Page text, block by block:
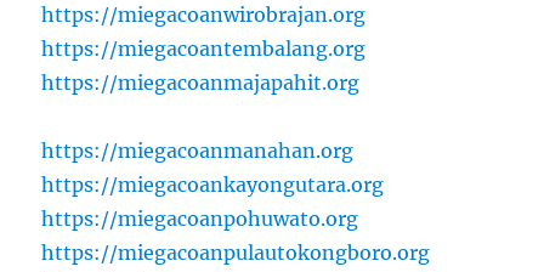
https://miegacoanwirobrajan.org
https://miegacoantembalang.org
https://miegacoanmajapahit.org
https://miegacoanmanahan.org
https://miegacoankayongutara.org
https://miegacoanpohuwato.org
https://miegacoanpulautokongboro.org